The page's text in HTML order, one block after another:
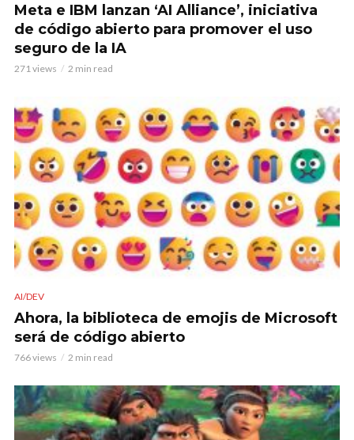
Meta e IBM lanzan ‘AI Alliance’, iniciativa
de código abierto para promover el uso
seguro de la IA
271 views 2 min read
AI/DEV
Ahora, la biblioteca de emojis de Microsoft
será de código abierto
766 views 2 min read